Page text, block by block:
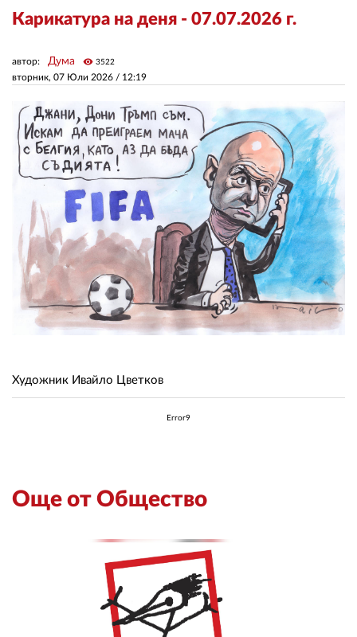
Карикатура на деня - 07.07.2026 г.
вторник, 07 Юли 2026 / 12:19
автор: Дума visibility 3522
Художник Ивайло Цветков
Error9
Още от Общество
ДРУГИ
АВТОРИ
РЕДАКЦИЯ
КОНТАКТИ
РЕКЛАМА
АБОНАМЕНТ
УСЛОВИЯ ЗА ПОЛЗВАНЕ
ПОЛИТИКА ЗА БИСКВИТКИТЕ
ПОЛИТИКАТА ЗА